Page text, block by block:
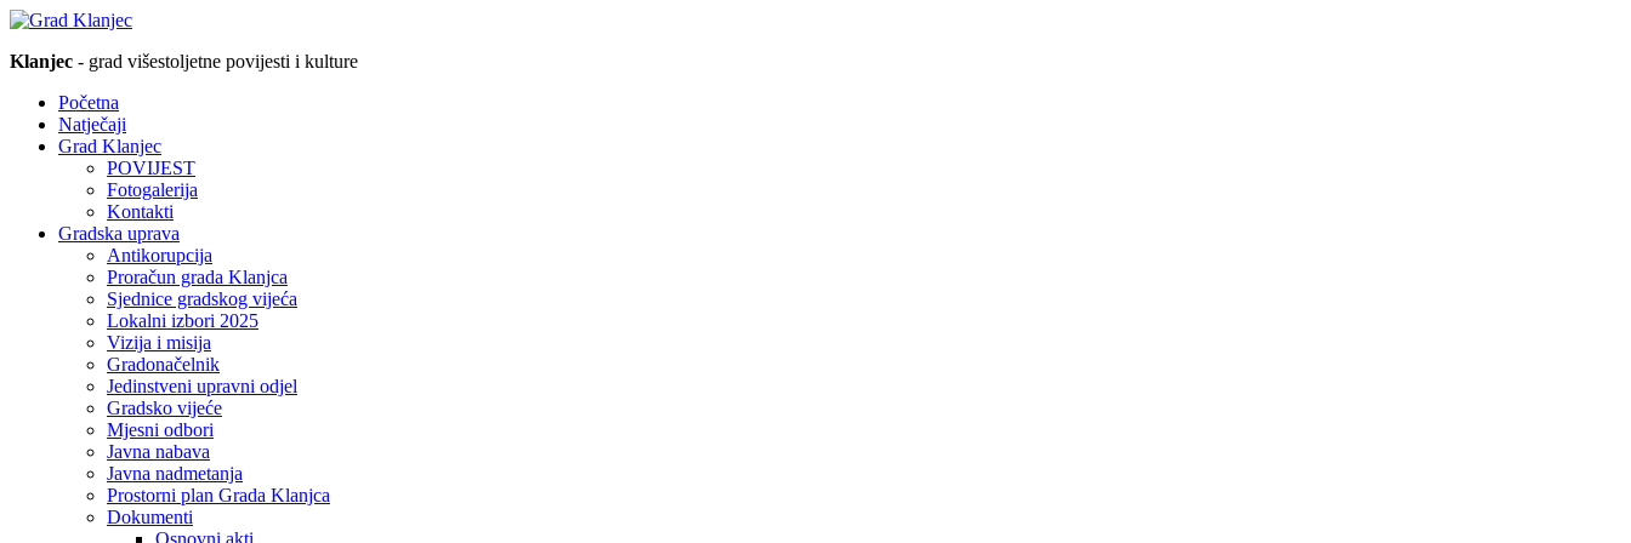
Klanjec - grad višestoljetne povijesti i kulture
Početna
Natječaji
Grad Klanjec
POVIJEST
Fotogalerija
Kontakti
Gradska uprava
Antikorupcija
Proračun grada Klanjca
Sjednice gradskog vijeća
Lokalni izbori 2025
Vizija i misija
Gradonačelnik
Jedinstveni upravni odjel
Gradsko vijeće
Mjesni odbori
Javna nabava
Javna nadmetanja
Prostorni plan Grada Klanjca
Dokumenti
Osnovni akti